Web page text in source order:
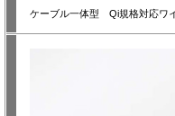
ケーブル一体型 Qi規格対応ワ